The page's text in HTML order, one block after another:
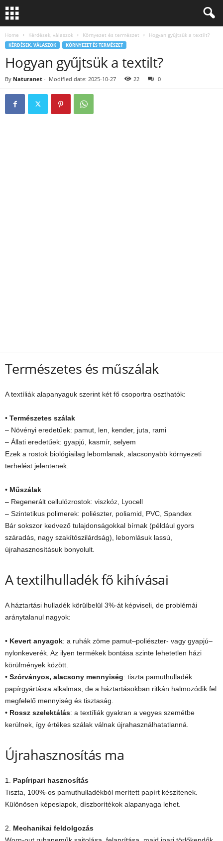
Home Kérdések, válaszok Környezet és természet Hogyan gyűjtsük a textilt?
KÉRDÉSEK, VÁLASZOK KÖRNYEZET ÉS TERMÉSZET
Hogyan gyűjtsük a textilt?
By Naturanet - Modified date: 2025-10-27 22 0
Természetes és műszálak
A textíliák alapanyaguk szerint két fő csoportra oszthatók:
• Természetes szálak
– Növényi eredetűek: pamut, len, kender, juta, rami
– Állati eredetűek: gyapjú, kasmír, selyem
Ezek a rostok biológiailag lebomlanak, alacsonyabb környezeti
terhelést jelentenek.
• Műszálak
– Regenerált cellulózrostok: viszkóz, Lyocell
– Szintetikus polimerek: poliészter, poliamid, PVC, Spandex
Bár sokszor kedvező tulajdonságokkal bírnak (például gyors
száradás, nagy szakítószilárdság), lebomlásuk lassú,
újrahasznosításuk bonyolult.
A textilhulladék fő kihívásai
A háztartási hulladék körülbelül 3%-át képviseli, de problémái
aránytalanul nagyok:
• Kevert anyagok: a ruhák zöme pamut–poliészter- vagy gyapjú–
nylonkeverék. Az ilyen termékek bontása szinte lehetetlen házi
körülmények között.
• Szórványos, alacsony mennyiség: tiszta pamuthulladék
papírgyártásra alkalmas, de a háztartásokban ritkán halmozódik fel
megfelelő mennyiség és tisztaság.
• Rossz szelektálás: a textíliák gyakran a vegyes szemétbe
kerülnek, így értékes szálak válnak újrahasználhatatlanná.
Újrahasznosítás ma
1. Papíripari hasznosítás
Tiszta, 100%-os pamuthulladékból merített papírt készítenek.
Különösen képeslapok, díszborítékok alapanyaga lehet.
2. Mechanikai feldolgozás